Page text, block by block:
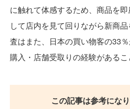
に触れて体感するため、商品を
して店内を見て回りながら新商
査はまた、日本の買い物客の33
購入・店舗受取りの経験があるこ
この記事は参考にな